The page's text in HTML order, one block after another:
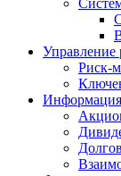
Управление
Риск-
Информация